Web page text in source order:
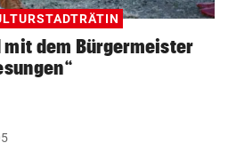
mit dem Bürgermeister